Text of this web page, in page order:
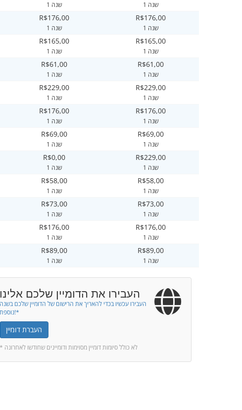
1 שנה 1 שנה
R$176,00
1 שנה
R$176,00
1 שנה
R$165,00
1 שנה
R$165,00
1 שנה
R$61,00
1 שנה
R$61,00
1 שנה
R$229,00
1 שנה
R$229,00
1 שנה
R$176,00
1 שנה
R$176,00
1 שנה
R$69,00
1 שנה
R$69,00
1 שנה
R$0,00
1 שנה
R$229,00
1 שנה
R$58,00
1 שנה
R$58,00
1 שנה
R$73,00
1 שנה
R$73,00
1 שנה
R$176,00
1 שנה
R$176,00
1 שנה
R$89,00
1 שנה
R$89,00
1 שנה
העבירו את הדומיין שלכם אלינו
העבירו עכשיו בכדי להאריך את הרישום של הדומיין שלכם בשנה
נוספת!*
העברת דומיין
* לא כולל סיומות דומיין מסוימות ודומיינים שחודשו לאחרונה